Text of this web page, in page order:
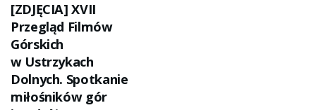
[ZDJĘCIA] XVII
Przegląd Filmów
Górskich
w Ustrzykach
Dolnych. Spotkanie
miłośników gór